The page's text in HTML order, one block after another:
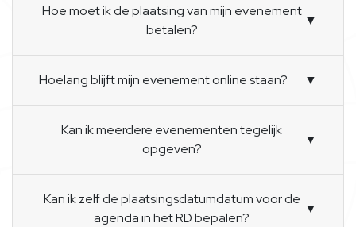
Hoe moet ik de plaatsing van mijn evenement
betalen?
▼
Hoelang blijft mijn evenement online staan? ▼
Kan ik meerdere evenementen tegelijk
opgeven?
▼
Kan ik zelf de plaatsingsdatumdatum voor de
agenda in het RD bepalen?
▼